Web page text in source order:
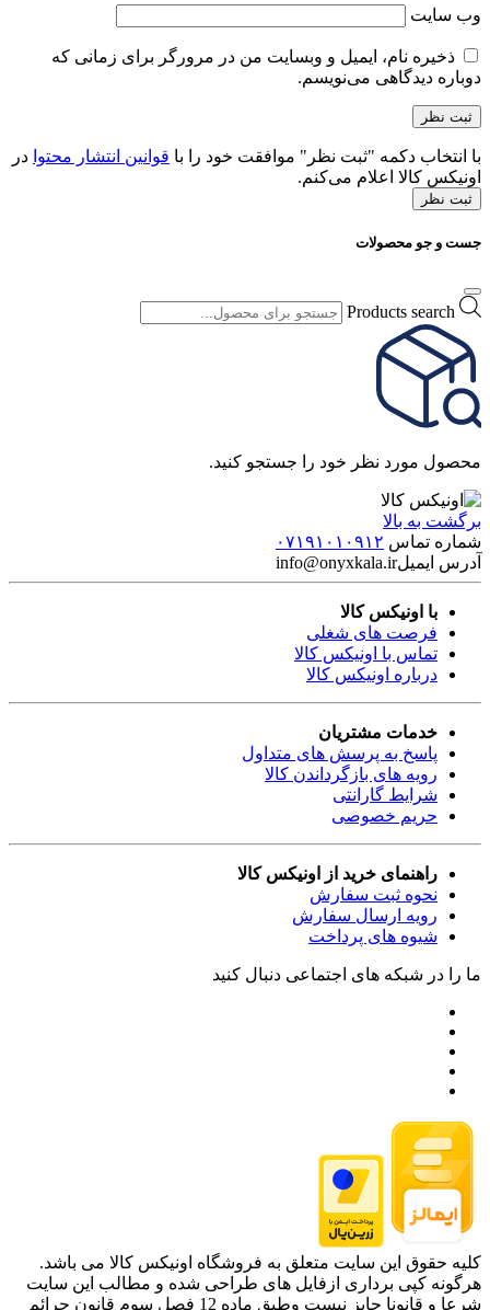
وب‌ سایت
ذخیره نام، ایمیل و وبسایت من در مرورگر برای زمانی که
دوباره دیدگاهی می‌نویسم.
با انتخاب دکمه "ثبت نظر" موافقت خود را با قوانین انتشار محتوا در
اونیکس کالا اعلام می‌کنم.
ثبت نظر
جست و جو محصولات
Products search
محصول مورد نظر خود را جستجو کنید.
برگشت به بالا
شماره تماس ۰۷۱۹۱۰۱۰۹۱۲
آدرس ایمیلinfo@onyxkala.ir
با اونیکس کالا
فرصت های شغلی
تماس با اونیکس کالا
درباره اونیکس کالا
خدمات مشتریان
پاسخ به پرسش های متداول
رویه های بازگرداندن کالا
شرایط گارانتی
حریم خصوصی
راهنمای خرید از اونیکس کالا
نحوه ثبت سفارش
رویه ارسال سفارش
شیوه های پرداخت
ما را در شبکه های اجتماعی دنبال کنید
کلیه حقوق این سایت متعلق به فروشگاه اونیکس کالا می باشد.
هرگونه کپی برداری ازفایل های طراحی شده و مطالب این سایت
شرعا و قانونا جایز نیست وطبق ماده 12 فصل سوم قانون جرائم